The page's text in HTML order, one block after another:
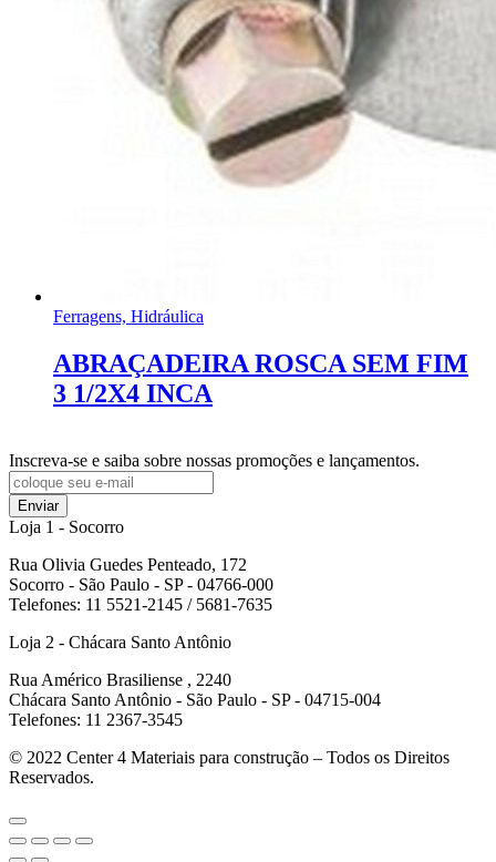
Ferragens, Hidráulica
ABRAÇADEIRA ROSCA SEM FIM
3 1/2X4 INCA
Inscreva-se e saiba sobre nossas promoções e lançamentos.
Enviar
Loja 1 - Socorro
Rua Olivia Guedes Penteado, 172
Socorro - São Paulo - SP - 04766-000
Telefones: 11 5521-2145 / 5681-7635
Loja 2 - Chácara Santo Antônio
Rua Américo Brasiliense , 2240
Chácara Santo Antônio - São Paulo - SP - 04715-004
Telefones: 11 2367-3545
© 2022 Center 4 Materiais para construção – Todos os Direitos
Reservados.